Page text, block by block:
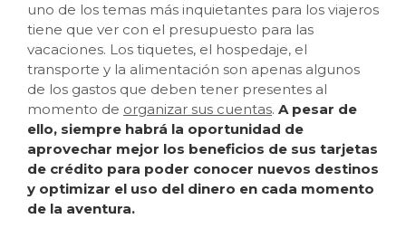
uno de los temas más inquietantes para los viajeros
tiene que ver con el presupuesto para las
vacaciones. Los tiquetes, el hospedaje, el
transporte y la alimentación son apenas algunos
de los gastos que deben tener presentes al
momento de organizar sus cuentas. A pesar de
ello, siempre habrá la oportunidad de
aprovechar mejor los beneficios de sus tarjetas
de crédito para poder conocer nuevos destinos
y optimizar el uso del dinero en cada momento
de la aventura.